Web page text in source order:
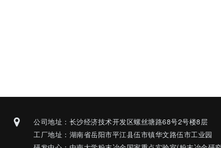
公司地址：长沙经济技术开发区螺丝塘路68号2号楼8层
工厂地址：湖南省岳阳市平江县伍市镇华文路伍市工业园